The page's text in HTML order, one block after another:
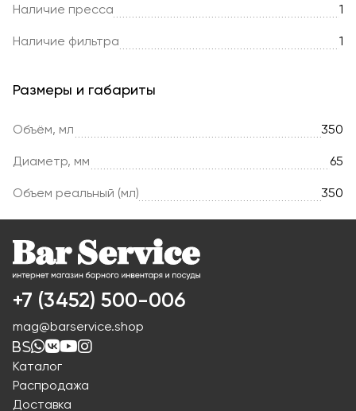
Наличие пресса 1
Наличие фильтра 1
Размеры и габариты
Объём, мл 350
Диаметр, мм 65
Объем реальный (мл) 350
+7 (3452) 500-006
mag@barservice.shop
Каталог
Распродажа
Доставка